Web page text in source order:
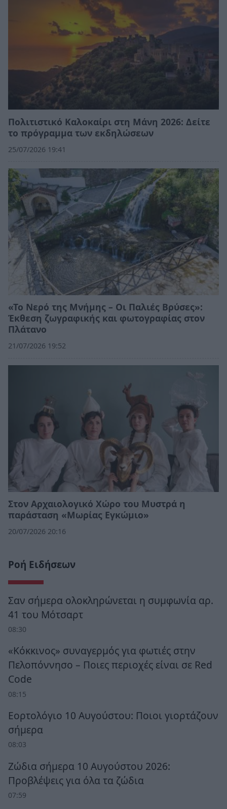
Πολιτιστικό Καλοκαίρι στη Μάνη 2026: Δείτε
το πρόγραμμα των εκδηλώσεων
25/07/2026 19:41
«Το Νερό της Μνήμης – Οι Παλιές Βρύσες»:
Έκθεση ζωγραφικής και φωτογραφίας στον
Πλάτανο
21/07/2026 19:52
Στον Αρχαιολογικό Χώρο του Μυστρά η
παράσταση «Μωρίας Εγκώμιο»
20/07/2026 20:16
Ροή Ειδήσεων
Σαν σήμερα ολοκληρώνεται η συμφωνία αρ.
41 του Μότσαρτ
08:30
«Κόκκινος» συναγερμός για φωτιές στην
Πελοπόννησο – Ποιες περιοχές είναι σε Red
Code
08:15
Εορτολόγιο 10 Αυγούστου: Ποιοι γιορτάζουν
σήμερα
08:03
Ζώδια σήμερα 10 Αυγούστου 2026:
Προβλέψεις για όλα τα ζώδια
07:59